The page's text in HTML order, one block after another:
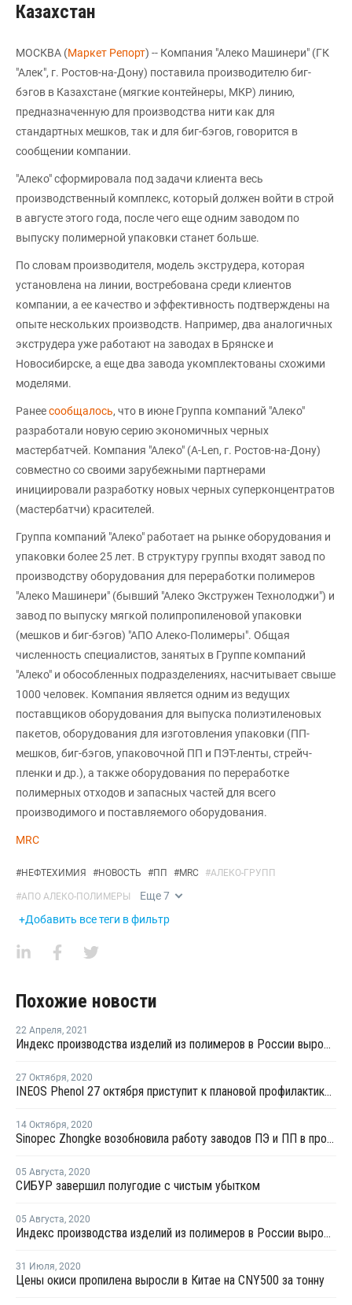
Казахстан
МОСКВА (Маркет Репорт) -- Компания "Алеко Машинери" (ГК
"Алек", г. Ростов-на-Дону) поставила производителю биг-
бэгов в Казахстане (мягкие контейнеры, МКР) линию,
предназначенную для производства нити как для
стандартных мешков, так и для биг-бэгов, говорится в
сообщении компании.
"Алеко" сформировала под задачи клиента весь
производственный комплекс, который должен войти в строй
в августе этого года, после чего еще одним заводом по
выпуску полимерной упаковки станет больше.
По словам производителя, модель экструдера, которая
установлена на линии, востребована среди клиентов
компании, а ее качество и эффективность подтверждены на
опыте нескольких производств. Например, два аналогичных
экструдера уже работают на заводах в Брянске и
Новосибирске, а еще два завода укомплектованы схожими
моделями.
Ранеесообщалось, что в июне Группа компаний "Алеко"
разработали новую серию экономичных черных
мастербатчей. Компания "Алеко" (A-Len, г. Ростов-на-Дону)
совместно со своими зарубежными партнерами
инициировали разработку новых черных суперконцентратов
(мастербатчи) красителей.
Группа компаний "Алеко" работает на рынке оборудования и
упаковки более 25 лет. В структуру группы входят завод по
производству оборудования для переработки полимеров
"Алеко Машинери" (бывший "Алеко Экстружен Технолоджи") и
завод по выпуску мягкой полипропиленовой упаковки
(мешков и биг-бэгов) "АПО Алеко-Полимеры". Общая
численность специалистов, занятых в Группе компаний
"Алеко" и обособленных подразделениях, насчитывает свыше
1000 человек. Компания является одним из ведущих
поставщиков оборудования для выпуска полиэтиленовых
пакетов, оборудования для изготовления упаковки (ПП-
мешков, биг-бэгов, упаковочной ПП и ПЭТ-ленты, стрейч-
пленки и др.), а также оборудования по переработке
полимерных отходов и запасных частей для всего
производимого и поставляемого оборудования.
MRC
#НЕФТЕХИМИЯ #НОВОСТЬ #ПП #MRC #АЛЕКО-ГРУПП
#АПО АЛЕКО-ПОЛИМЕРЫ Еще7
+Добавить все теги в фильтр
Похожие новости
22 Апреля, 2021
Индекс производства изделий из полимеров в России вырос в первом квартале на 10,3%
27 Октября, 2020
INEOS Phenol 27 октября приступит к плановой профилактике на заводе фенола и ацетона в Германии
14 Октября, 2020
Sinopec Zhongke возобновила работу заводов ПЭ и ПП в провинции Гуандун после взрыва
05 Августа, 2020
СИБУР завершил полугодие с чистым убытком
05 Августа, 2020
Индекс производства изделий из полимеров в России вырос на 1,3% в первом полугодии
31 Июля, 2020
Цены окиси пропилена выросли в Китае на CNY500 за тонну